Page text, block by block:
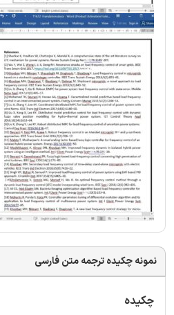
نمونه چکیده ترجمه متن فارسی
چکیده